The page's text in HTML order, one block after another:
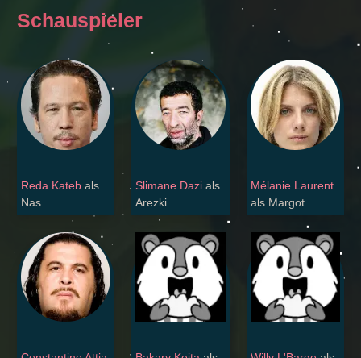
Schauspieler
Reda Kateb als
Nas
Slimane Dazi als
Arezki
Mélanie Laurent
als Margot